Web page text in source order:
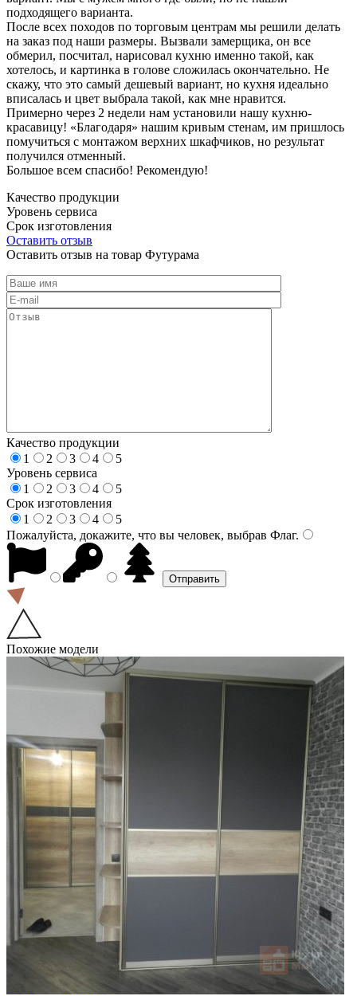
подходящего варианта.
После всех походов по торговым центрам мы решили делать
на заказ под наши размеры. Вызвали замерщика, он все
обмерил, посчитал, нарисовал кухню именно такой, как
хотелось, и картинка в голове сложилась окончательно. Не
скажу, что это самый дешевый вариант, но кухня идеально
вписалась и цвет выбрала такой, как мне нравится.
Примерно через 2 недели нам установили нашу кухню-
красавицу! «Благодаря» нашим кривым стенам, им пришлось
помучиться с монтажом верхних шкафчиков, но результат
получился отменный.
Большое всем спасибо! Рекомендую!
Качество продукции
Уровень сервиса
Срок изготовления
Оставить отзыв
Оставить отзыв на товар Футурама
Качество продукции
1
2 3 4
5
Уровень сервиса
1
2 3 4
5
Срок изготовления
1
2 3 4
5
Пожалуйста, докажите, что вы человек, выбрав Флаг.
Похожие модели